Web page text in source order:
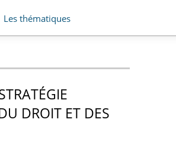
Les thématiques
DROIT ET DES